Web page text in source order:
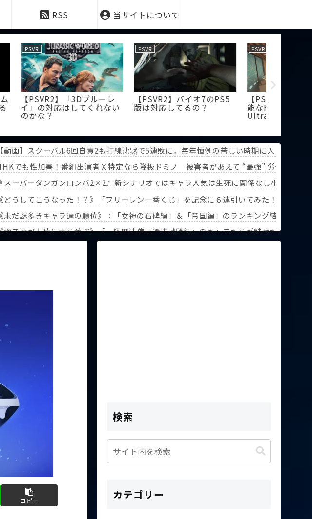
RSS 当サイトについて
イム可
PSVR
【PSVR2】着用感を改善し
て欲しい
PSVR
【PSVR2】「ケーブルが邪
魔」問題を解決する画期的
【動画】スクーバル6回自責2も打線沈黙で5連敗に。毎年恒例の苦しい時期に入るドジャ
でも性加害！番組出演者Ｘ特定なら降板ドミノ 被害者があえて “最強” 労働組合を
で物議
『スーパーダンガンロンパ2×2』新シナリオではキャラ人気は生死に関係なし――小高氏「
《どうしてこうなった！？》「フリーレン一番くじ」を記念に６連引いてみた！気づけ
ック」大特集！！【『葬送のフリーレン』第3回人気投票】
《未だ謎多きキャラ達の順位》：「女神の石碑編」＆「帝国編」のランキング結果を分
ラのランキングを徹底解説！【『葬送のフリーレン』第3回人気投票】
強者達が上位に立ち並ぶ》「一級魔法使い選抜試験編」のキャラたちが魅せた驚異の
コピー
検索
カテゴリー